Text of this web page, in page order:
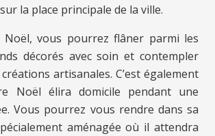
la place principale de la ville.
Noël, vous pourrez flâner parmi les
décorés avec soin et contempler
artisanales. C’est également
Noël élira domicile pendant une
Vous pourrez vous rendre dans sa
aménagée où il attendra